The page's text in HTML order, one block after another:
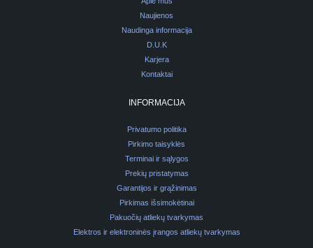
Naujienos
Naudinga informacija
D.U.K
Karjera
Kontaktai
INFORMACIJA
Privatumo politika
Pirkimo taisyklės
Terminai ir sąlygos
Prekių pristatymas
Garantijos ir grąžinimas
Pirkimas išsimokėtinai
Pakuočių atliekų tvarkymas
Elektros ir elektroninės įrangos atliekų tvarkymas